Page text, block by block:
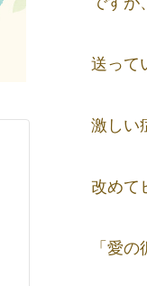
送って
激しい
改めて
「愛